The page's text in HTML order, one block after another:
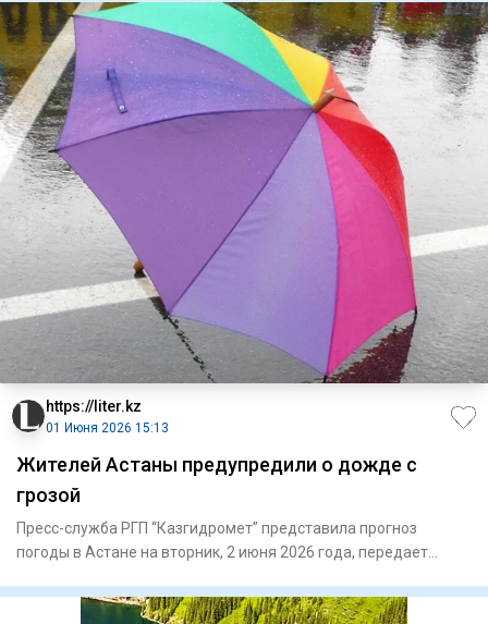
https://liter.kz
01 Июня 2026 15:13
Жителей Астаны предупредили о дожде с
грозой
Пресс-служба РГП “Казгидромет” представила прогноз
погоды в Астане на вторник, 2 июня 2026 года, передает